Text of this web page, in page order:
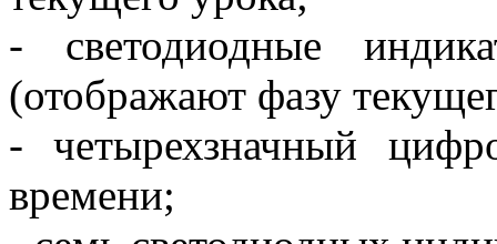
- светодиодные
(отображают фазу
- четырехзначный
времени;